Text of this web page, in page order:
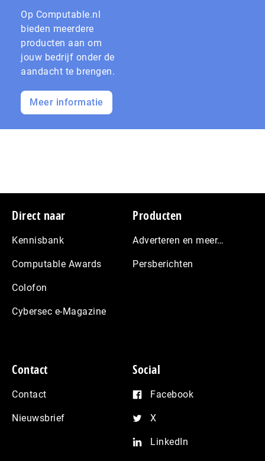
Op Computable.nl
bieden meerdere
producten aan om
jouw bedrijf onder de
aandacht te brengen.
Meer informatie
Footer
Direct naar
Kennisbank
Computable Awards
Colofon
Cybersec e-Magazine
Producten
Adverteren en meer…
Persberichten
Contact
Contact
Nieuwsbrief
Social
Facebook
X
LinkedIn